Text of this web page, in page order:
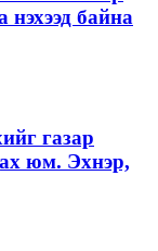
нэхээд байна
газар
юм. Эхнэр,